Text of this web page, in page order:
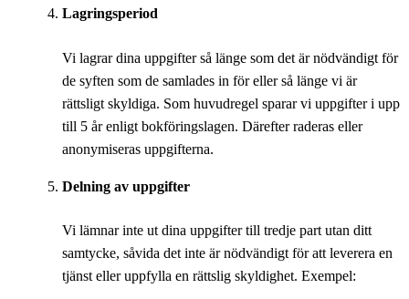
Lagringsperiod
Vi lagrar dina uppgifter så länge som det är nödvändigt för
de syften som de samlades in för eller så länge vi är
rättsligt skyldiga. Som huvudregel sparar vi uppgifter i upp
till 5 år enligt bokföringslagen. Därefter raderas eller
anonymiseras uppgifterna.
Delning av uppgifter
Vi lämnar inte ut dina uppgifter till tredje part utan ditt
samtycke, såvida det inte är nödvändigt för att leverera en
tjänst eller uppfylla en rättslig skyldighet. Exempel: